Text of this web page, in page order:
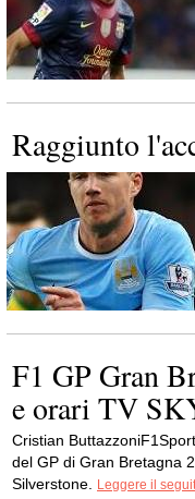
Raggiunto
F1 GP Gran
e orari TV
Cristian
del GP di Gran Bretagna
Silverstone.
Leggere il